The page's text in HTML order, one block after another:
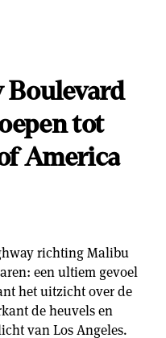
Boulevard
tot
America
richting Malibu
een ultiem gevoel
het uitzicht over de
de heuvels en
van Los Angeles.